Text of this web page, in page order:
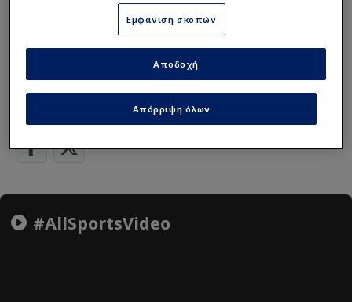
Survivor: Οι αποκαλύψεις
για το ατύχημα και η
διάψευση
Σταύρος Φλώρος Survivor
#AllSportsVideo
Εμφάνιση σκοπών
Απόρριψη όλων
Αποδοχή